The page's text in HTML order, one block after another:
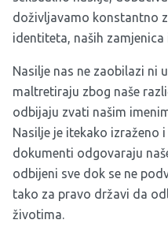
doživljavamo konstantno
identiteta, naših zamjenica
Nasilje nas ne zaobilazi ni
maltretiraju zbog naše
odbijaju zvati našim
Nasilje je itekako izraženo
dokumenti odgovaraju
odbijeni sve dok se ne
tako za pravo državi da
životima.